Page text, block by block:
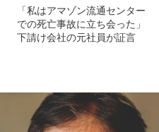
「私はアマゾン流通センター
での死亡事故に立ち会った」
下請け会社の元社員が証言